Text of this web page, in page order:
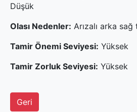
Düşük
Olası Nedenler: Arızalı arka
Tamir Önemi Seviyesi: Yüksek
Tamir Zorluk Seviyesi: Yüksek
Geri